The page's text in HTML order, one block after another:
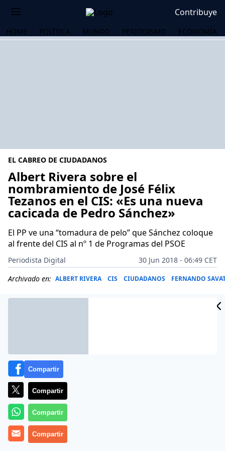
Contribuye
HOME POLÍTICA MUNDO PERIODISMO ECONOMÍA
EL CABREO DE CIUDADANOS
Albert Rivera sobre el
nombramiento de José Félix
Tezanos en el CIS: «Es una nueva
cacicada de Pedro Sánchez»
El PP ve una “tomadura de pelo” que Sánchez coloque
al frente del CIS al nº 1 de Programas del PSOE
Periodista Digital
30 Jun 2018 - 06:49 CET
Archivado en: ALBERT RIVERA CIS CIUDADANOS FERNANDO
El presidente de Ciudadanos,
Compartir
Compartir
Compartir
Compartir